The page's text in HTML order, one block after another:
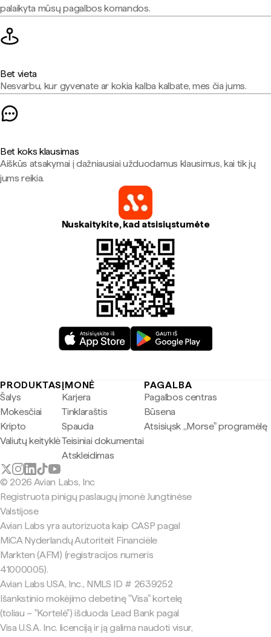
palaikyta mūsų pagalbos komandos.
Bet vieta
Nesvarbu, kur gyvenate ar kokia kalba kalbate, mes čia jums.
Bet koks klausimas
Aiškūs atsakymai į dažniausiai užduodamus klausimus, kai tik jų
jums reikia.
Nuskaitykite, kad atsisiųstumėte
PRODUKTAS
Šalys
Mokesčiai
Kripto
Valiutų keityklė
ĮMONĖ
Karjera
Tinklaraštis
Spauda
Teisiniai dokumentai
Atskleidimas
PAGALBA
Pagalbos centras
Būsena
Atsisiųsk „Morse" programėlę
© 2026 Avian Labs, Inc
Registruota pinigų paslaugų įmonė Jungtinėse
Valstijose
Avian Labs yra autorizuota kaip CASP pagal
MiCA Nyderlandų Autoriteit Financiële
Markten (AFM) (registracijos numeris
41000005).
Avian Labs USA, Inc., NMLS ID # 2639252
Išankstinio mokėjimo debetinę "Visa" kortelę
(toliau – "Kortelė") išduoda Lead Bank pagal
Visa U.S.A. Inc. licenciją ir ją galima naudoti visur,